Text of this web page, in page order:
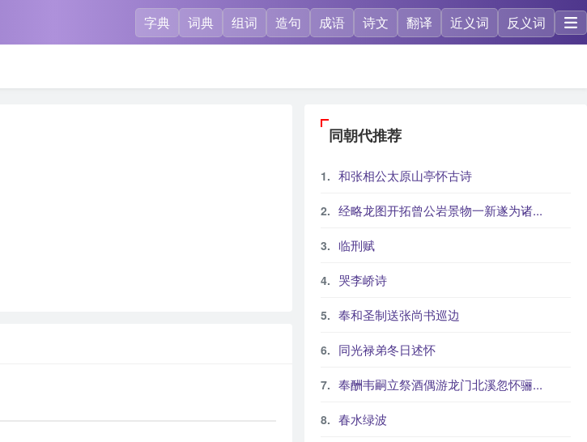
字典 词典 组词 造句 成语 诗文 翻译 近义词 反义词
同朝代推荐
和张相公太原山亭怀古诗
经略龙图开拓曾公岩景物一新遂为诸...
临刑赋
哭李峤诗
奉和圣制送张尚书巡边
同光禄弟冬日述怀
奉酬韦嗣立祭酒偶游龙门北溪忽怀骊...
春水绿波